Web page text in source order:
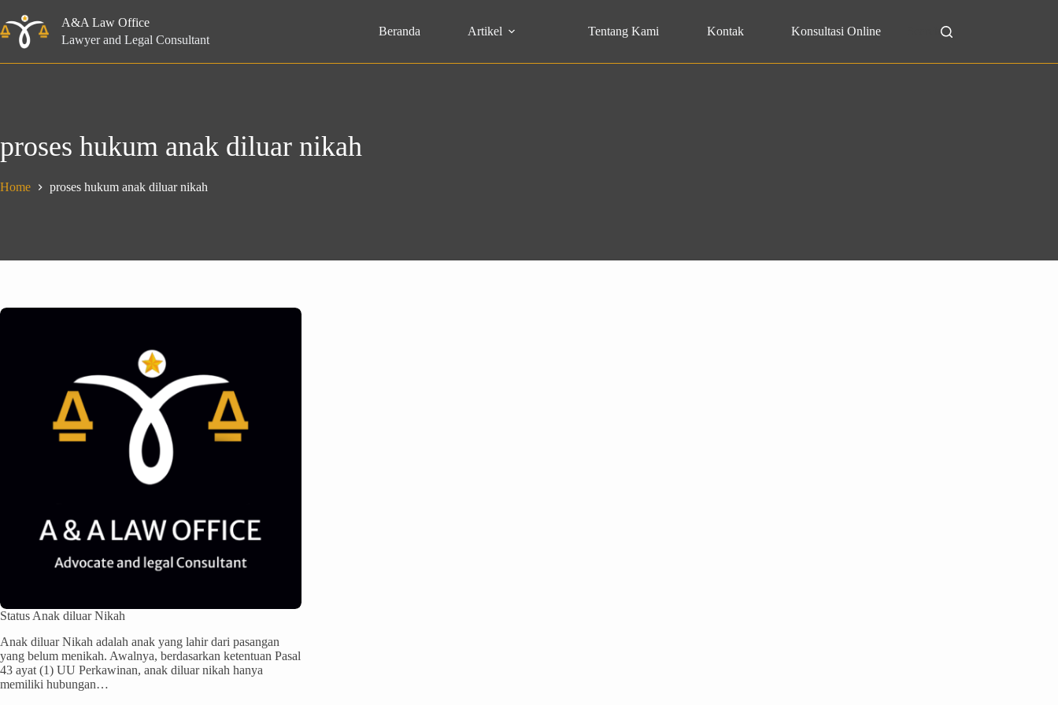
to
content
A&A Law Office
Lawyer and Legal Consultant
Beranda Artikel Tentang Kami Kontak Konsultasi Online
proses hukum anak diluar nikah
Home proses hukum anak diluar nikah
Status Anak diluar Nikah
Anak diluar Nikah adalah anak yang lahir dari pasangan
yang belum menikah. Awalnya, berdasarkan ketentuan Pasal
43 ayat (1) UU Perkawinan, anak diluar nikah hanya
memiliki hubungan…